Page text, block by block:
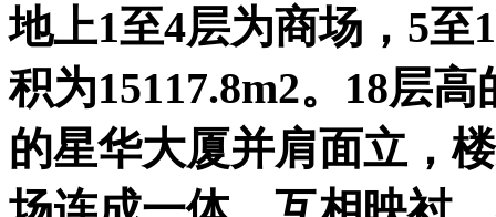
地上1至4层为商场，5
积为15117.8m2。18层
的星华大厦并肩面立，